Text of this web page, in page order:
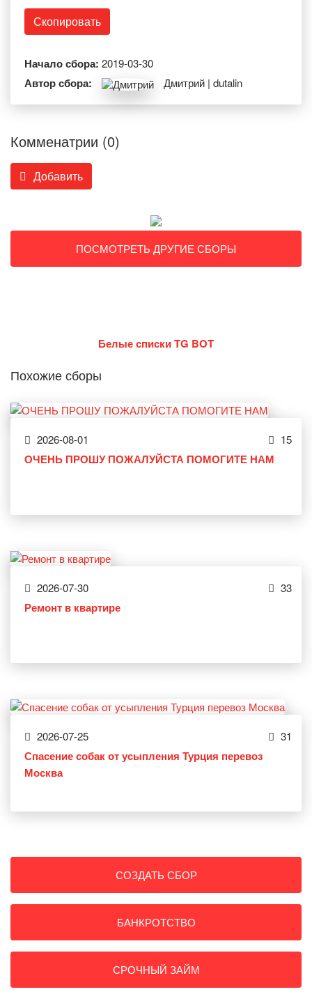
Скопировать
Начало сбора: 2019-03-30
Автор сбора: Дмитрий | dutalin
Комменатрии (0)
Добавить
ПОСМОТРЕТЬ ДРУГИЕ СБОРЫ
Белые списки TG BOT
Похожие сборы
2026-08-01 15
ОЧЕНЬ ПРОШУ ПОЖАЛУЙСТА ПОМОГИТЕ НАМ
2026-07-30 33
Ремонт в квартире
2026-07-25 31
Спасение собак от усыпления Турция перевоз
Москва
СОЗДАТЬ СБОР
БАНКРОТСТВО
СРОЧНЫЙ ЗАЙМ